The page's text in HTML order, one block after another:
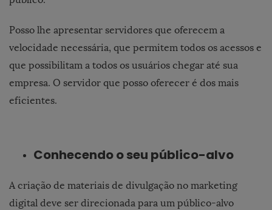
Posso lhe apresentar servidores que oferecem a
velocidade necessária, que permitem todos os acessos e
que possibilitam a todos os usuários chegar até sua
empresa. O servidor que posso oferecer é dos mais
eficientes.
Conhecendo o seu público-alvo
A criação de materiais de divulgação no marketing
digital deve ser direcionada para um público-alvo